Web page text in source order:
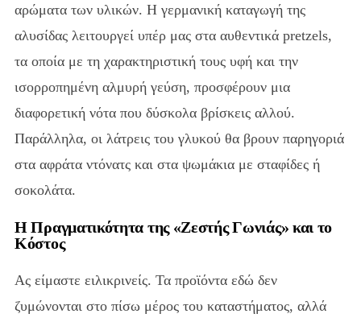
αρώματα των υλικών. Η γερμανική καταγωγή της
αλυσίδας λειτουργεί υπέρ μας στα αυθεντικά pretzels,
τα οποία με τη χαρακτηριστική τους υφή και την
ισορροπημένη αλμυρή γεύση, προσφέρουν μια
διαφορετική νότα που δύσκολα βρίσκεις αλλού.
Παράλληλα, οι λάτρεις του γλυκού θα βρουν παρηγοριά
στα αφράτα ντόνατς και στα ψωμάκια με σταφίδες ή
σοκολάτα.
Η Πραγματικότητα της «Ζεστής Γωνιάς» και το
Κόστος
Ας είμαστε ειλικρινείς. Τα προϊόντα εδώ δεν
ζυμώνονται στο πίσω μέρος του καταστήματος, αλλά